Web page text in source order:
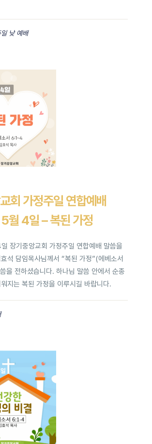
일 낮 예배
회 가정주일 연합예배
월 4일 – 복된 가정
장기중앙교회 가정주일 연합예배 말씀을
석 담임목사님께서 “복된 가정”(에베소서
을 전하셨습니다. 하나님 말씀 안에서 순종
지는 복된 가정을 이루시길 바랍니다.